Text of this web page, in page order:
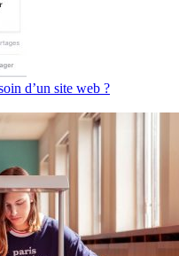
d’un site web ?